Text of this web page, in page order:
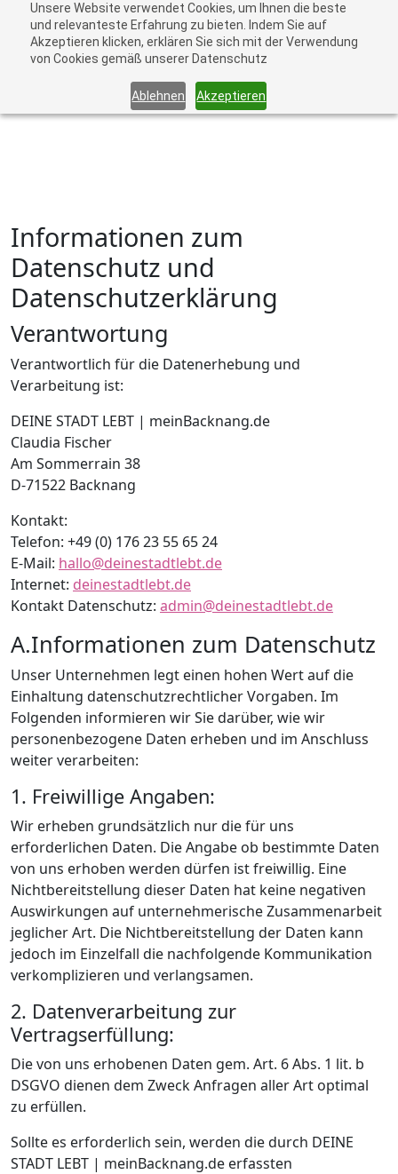
Unsere Website verwendet Cookies, um Ihnen die beste
und relevanteste Erfahrung zu bieten. Indem Sie auf
Akzeptieren klicken, erklären Sie sich mit der Verwendung
von Cookies gemäß unserer Datenschutz
Ablehnen Akzeptieren
DIE FREUDE AM EINFACHEN FINDEN.
Informationen zum
Datenschutz und
Datenschutzerklärung
Verantwortung
Verantwortlich für die Datenerhebung und
Verarbeitung ist:
DEINE STADT LEBT | meinBacknang.de​
Claudia Fischer​
Am Sommerrain 38​
D-71522 Backnang
Kontakt:
Telefon: +49 (0) 176 23 55 65 24​
E-Mail: hallo@deinestadtlebt.de
Internet: deinestadtlebt.de
Kontakt Datenschutz: admin@deinestadtlebt.de
A.Informationen zum Datenschutz
Unser Unternehmen legt einen hohen Wert auf die
Einhaltung datenschutzrechtlicher Vorgaben. Im
Folgenden informieren wir Sie darüber, wie wir
personenbezogene Daten erheben und im Anschluss
weiter verarbeiten:
1. Freiwillige Angaben:
Wir erheben grundsätzlich nur die für uns
erforderlichen Daten. Die Angabe ob bestimmte Daten
von uns erhoben werden dürfen ist freiwillig. Eine
Nichtbereitstellung dieser Daten hat keine negativen
Auswirkungen auf unternehmerische Zusammenarbeit
jeglicher Art. Die Nichtbereitstellung der Daten kann
jedoch im Einzelfall die nachfolgende Kommunikation
verkomplizieren und verlangsamen.
2. Datenverarbeitung zur
Vertragserfüllung:
Die von uns erhobenen Daten gem. Art. 6 Abs. 1 lit. b
DSGVO dienen dem Zweck Anfragen aller Art optimal
zu erfüllen.
Sollte es erforderlich sein, werden die durch DEINE
STADT LEBT | meinBacknang.de erfassten